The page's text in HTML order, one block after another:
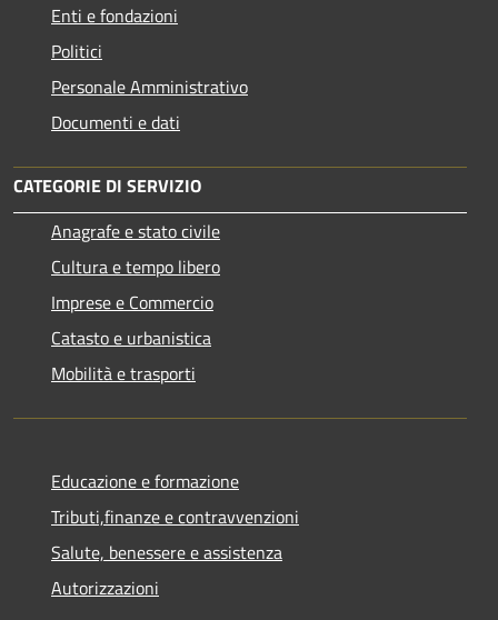
Enti e fondazioni
Politici
Personale Amministrativo
Documenti e dati
CATEGORIE DI SERVIZIO
Anagrafe e stato civile
Cultura e tempo libero
Imprese e Commercio
Catasto e urbanistica
Mobilità e trasporti
Educazione e formazione
Tributi,finanze e contravvenzioni
Salute, benessere e assistenza
Autorizzazioni